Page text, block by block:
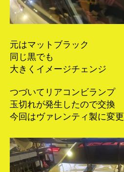
元はマットブラック
同じ黒でも
大きくイメージチェンジ
つづいてリアコンビランプ
玉切れが発生したので交換
今回はヴァレンティ製に変更